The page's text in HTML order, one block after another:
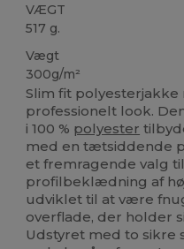
VÆGT
517 g.
Vægt
300g/m²
Slim fit
professionelt look.
i 100 % polyester
med en tætsiddende
et fremragende valg
profilbeklædning af
udviklet til at være
overflade, der holder
Udstyret med to sikre